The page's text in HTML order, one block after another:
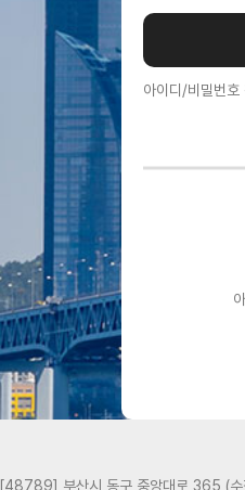
아이디/비밀번호
[48789] 부산시 동구 중앙대로 365 (수